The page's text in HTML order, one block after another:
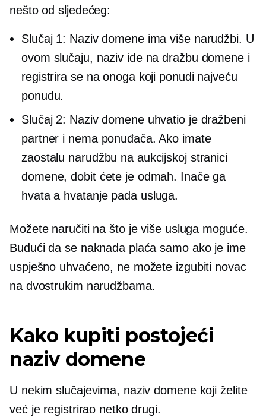
nešto od sljedećeg:
Slučaj 1: Naziv domene ima više narudžbi. U
ovom slučaju, naziv ide na dražbu domene i
registrira se na onoga koji ponudi najveću
ponudu.
Slučaj 2: Naziv domene uhvatio je dražbeni
partner i nema ponuđača. Ako imate
zaostalu narudžbu na aukcijskoj stranici
domene, dobit ćete je odmah. Inače ga
hvata a hvatanje padausluga.
Možete naručiti na što je više usluga moguće.
Budući da se naknada plaća samo ako je ime
uspješno uhvaćeno, ne možete izgubiti novac
na dvostrukim narudžbama.
Kako kupiti postojeći
naziv domene
U nekim slučajevima, naziv domene koji želite
već je registrirao netko drugi.